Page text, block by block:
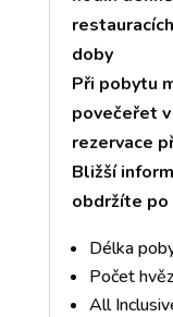
doby
Při pobytu
povečeřet
rezervace
Bližší
obdržíte
Délka
Počet
All